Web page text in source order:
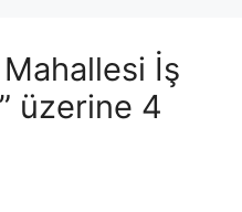
İş
üzerine 4